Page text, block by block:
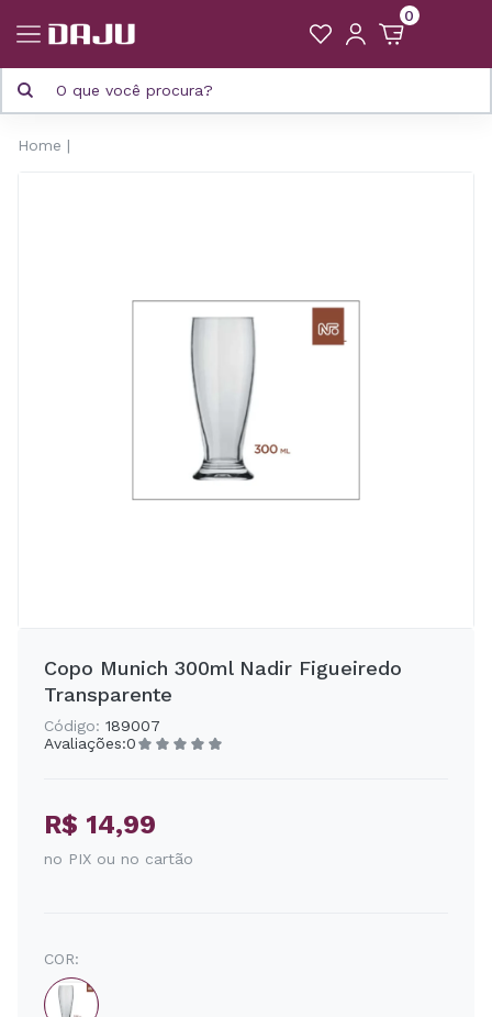
0
Home
Copo Munich 300ml Nadir Figueiredo
Transparente
Código: 189007
Avaliações:0
R$ 14,99
no PIX ou no cartão
COR: